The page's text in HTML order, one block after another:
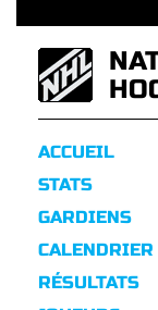
ACCUEIL
STATS
GARDIENS
CALENDRIER
RÉSULTATS